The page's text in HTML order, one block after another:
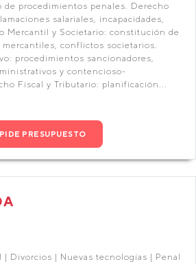
de procedimientos penales. Derecho
salariales, incapacidades,
Mercantil y Societario: constitución de
mercantiles, conflictos societarios.
procedimientos sancionadores,
y contencioso-
Fiscal y Tributario: planificación...
PIDE PRESUPUESTO
| Divorcios | Nuevas tecnologías | Penal